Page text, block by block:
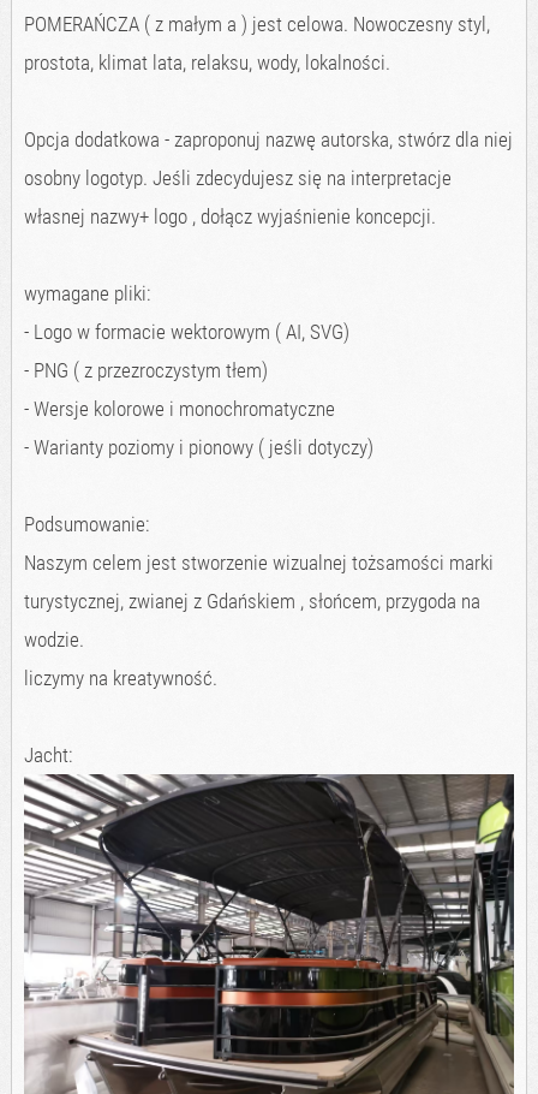
POMERAŃCZA ( z małym a ) jest celowa. Nowoczesny styl,
prostota, klimat lata, relaksu, wody, lokalności.
Opcja dodatkowa - zaproponuj nazwę autorska, stwórz dla niej
osobny logotyp. Jeśli zdecydujesz się na interpretacje
własnej nazwy+ logo , dołącz wyjaśnienie koncepcji.
wymagane pliki:
- Logo w formacie wektorowym ( AI, SVG)
- PNG ( z przezroczystym tłem)
- Wersje kolorowe i monochromatyczne
- Warianty poziomy i pionowy ( jeśli dotyczy)
Podsumowanie:
Naszym celem jest stworzenie wizualnej tożsamości marki
turystycznej, zwianej z Gdańskiem , słońcem, przygoda na
wodzie.
liczymy na kreatywność.
Jacht: